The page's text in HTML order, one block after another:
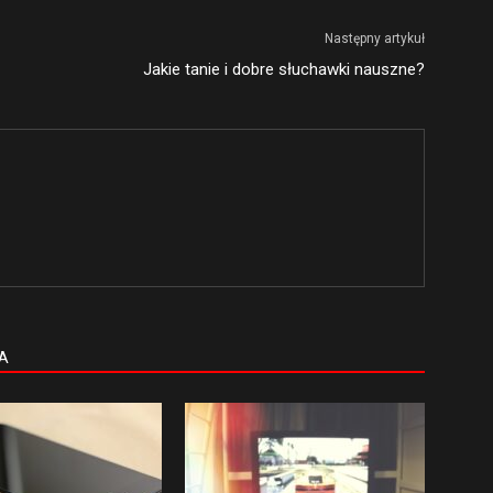
Następny artykuł
Jakie tanie i dobre słuchawki nauszne?